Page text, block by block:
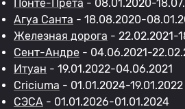
Понте-Прета - 08.01.2020-
Агуа Санта - 18.08.2020-
Железная дорога - 22.02.2021-
Сент-Андре - 04.06.2021-
Итуан - 19.01.2022-04.06.2021
Criciuma - 01.01.2024-19.01.2022
СЭСА - 01.01.2026-01.01.2024